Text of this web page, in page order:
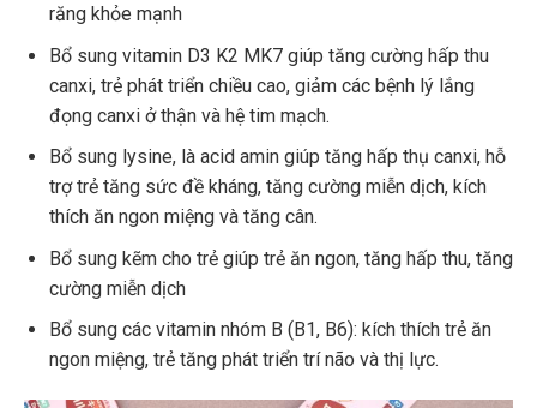
răng khỏe mạnh
Bổ sung vitamin D3 K2 MK7 giúp tăng cường hấp thu
canxi, trẻ phát triển chiều cao, giảm các bệnh lý lắng
đọng canxi ở thận và hệ tim mạch.
Bổ sung lysine, là acid amin giúp tăng hấp thụ canxi, hỗ
trợ trẻ tăng sức đề kháng, tăng cường miễn dịch, kích
thích ăn ngon miệng và tăng cân.
Bổ sung kẽm cho trẻ giúp trẻ ăn ngon, tăng hấp thu, tăng
cường miễn dịch
Bổ sung các vitamin nhóm B (B1, B6): kích thích trẻ ăn
ngon miệng, trẻ tăng phát triển trí não và thị lực.